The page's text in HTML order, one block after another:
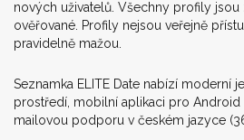
nových uživatelů. Všechny profily jsou
ověřované. Profily nejsou veřejně
pravidelně mažou.
Seznamka ELITE Date nabízí moderní
prostředí, mobilní aplikaci pro Android
mailovou podporu v českém jazyce